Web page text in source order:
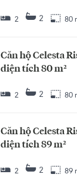
2 2 80
Căn hộ Celesta
diện tích 80 m²
2 2 80
Căn hộ Celesta
diện tích 89 m²
2 2 89